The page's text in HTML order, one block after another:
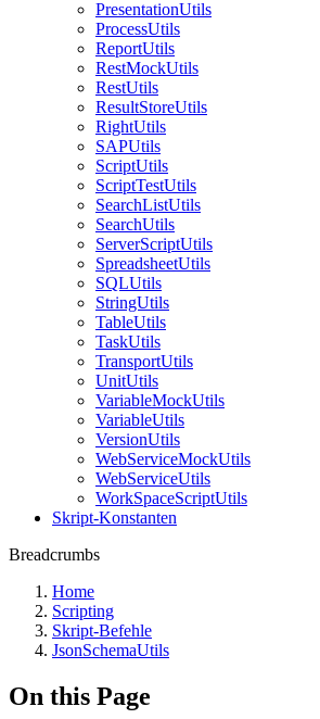
PresentationUtils
ProcessUtils
ReportUtils
RestMockUtils
RestUtils
ResultStoreUtils
RightUtils
SAPUtils
ScriptUtils
ScriptTestUtils
SearchListUtils
SearchUtils
ServerScriptUtils
SpreadsheetUtils
SQLUtils
StringUtils
TableUtils
TaskUtils
TransportUtils
UnitUtils
VariableMockUtils
VariableUtils
VersionUtils
WebServiceMockUtils
WebServiceUtils
WorkSpaceScriptUtils
Skript-Konstanten
Breadcrumbs
Home
Scripting
Skript-Befehle
JsonSchemaUtils
On this Page